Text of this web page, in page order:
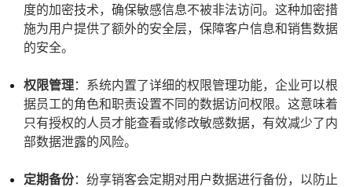
度的加密技术，确保敏感信息不被非法访问。这种加密措
施为用户提供了额外的安全层，保障客户信息和销售数据
的安全。
权限管理：系统内置了详细的权限管理功能，企业可以根
据员工的角色和职责设置不同的数据访问权限。这意味着
只有授权的人员才能查看或修改敏感数据，有效减少了内
部数据泄露的风险。
定期备份：纷享销客会定期对用户数据进行备份，以防止